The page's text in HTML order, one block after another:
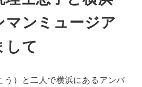
ンミュージア
して
う）と二人で横浜にあるアンパ